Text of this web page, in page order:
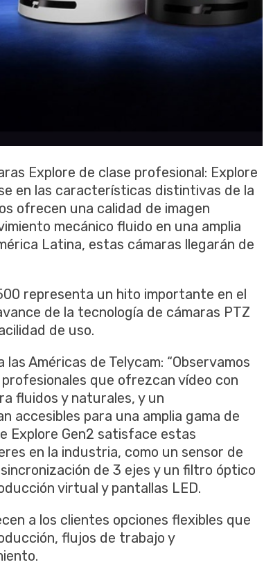
Explore de clase profesional: Explore
en las características distintivas de la
ofrecen una calidad de imagen
mecánico fluido en una amplia
Latina, estas cámaras llegarán de
representa un hito importante en el
de la tecnología de cámaras PTZ
de uso.
Américas de Telycam: “Observamos
que ofrezcan vídeo con
fluidos y naturales, y un
accesibles para una amplia gama de
Explore Gen2 satisface estas
en la industria, como un sensor de
de 3 ejes y un filtro óptico
virtual y pantallas LED.
a los clientes opciones flexibles que
flujos de trabajo y